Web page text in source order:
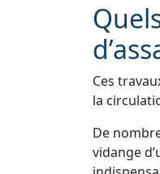
Ces
la
De
vidange